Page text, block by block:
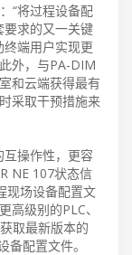
“将过程设备配
求的又一关键
端用户实现更
外，与PA-DIM
和云端获得最有
采取干预措施来
操作性，更容
NE 107状态信
现场设备配置文
级别的PLC、
取最新版本的
配置文件。